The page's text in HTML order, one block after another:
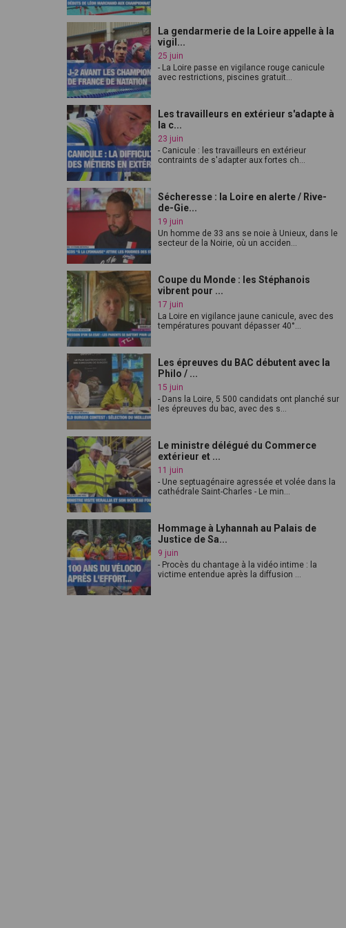
La gendarmerie de la Loire appelle à la
vigil...
25 juin
- La Loire passe en vigilance rouge canicule
avec restrictions, piscines gratuit...
Les travailleurs en extérieur s'adapte à
la c...
23 juin
- Canicule : les travailleurs en extérieur
contraints de s'adapter aux fortes ch...
Sécheresse : la Loire en alerte / Rive-
de-Gie...
19 juin
Un homme de 33 ans se noie à Unieux, dans le
secteur de la Noirie, où un acciden...
Coupe du Monde : les Stéphanois
vibrent pour ...
17 juin
La Loire en vigilance jaune canicule, avec des
températures pouvant dépasser 40°...
Les épreuves du BAC débutent avec la
Philo / ...
15 juin
- Dans la Loire, 5 500 candidats ont planché sur
les épreuves du bac, avec des s...
Le ministre délégué du Commerce
extérieur et ...
11 juin
- Une septuagénaire agressée et volée dans la
cathédrale Saint-Charles - Le min...
Hommage à Lyhannah au Palais de
Justice de Sa...
9 juin
- Procès du chantage à la vidéo intime : la
victime entendue après la diffusion ...